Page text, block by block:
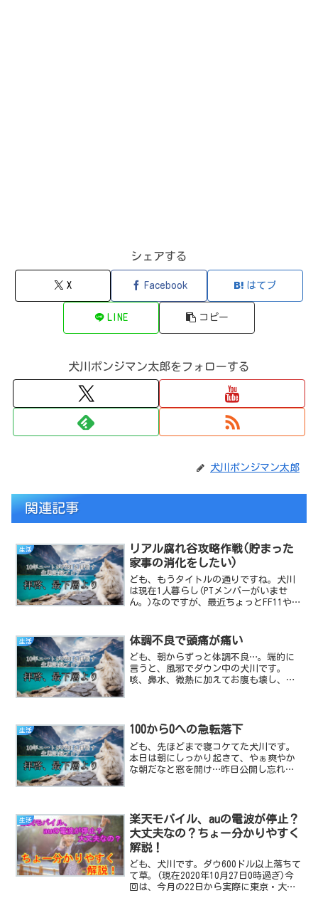
シェアする
X Facebook はてブ
LINE コピー
犬川ポンジマン太郎をフォローする
犬川ポンジマン太郎
関連記事
生活
リアル腐れ谷攻略作戦(貯まった
家事の消化をしたい)
ども、もうタイトルの通りですね。犬川
は現在1人暮らし(PTメンバーがいませ
ん。)なのですが、最近ちょっとFF11やブ
いので今日は簡単な雑記でお茶を濁した
いと思います。最...
生活 体調不良で頭痛が痛い
ども、朝からずっと体調不良…。端的に
言うと、風邪でダウン中の犬川です。
咳、鼻水、微熱に加えてお腹も壊し、最
こ最近の寒暖差の激しさ由...
生活 100から0への急転落下
ども、先ほどまで寝コケてた犬川です。
本日は朝にしっかり起きて、やぁ爽やか
な朝だなと窓を開け…昨日公開し忘れた
た時、いきなり急激に体...
生活
楽天モバイル、auの電波が停止？
大丈夫なの？ちょー分かりやすく
解説！
ども、犬川です。ダウ600ドル以上落ちて
て草。(現在2020年10月27日0時過ぎ)今
回は、今月の22日から実際に東京・大